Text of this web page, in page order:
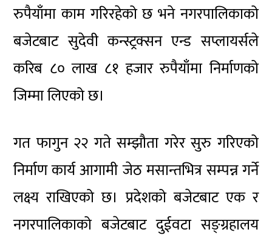
रुपैयाँमा काम गरिरहेको छ भने नगरपालिकाको
बजेटबाट सुदेवी कन्स्ट्रक्सन एन्ड सप्लायर्सले
करिब ८० लाख ८१ हजार रुपैयाँमा निर्माणको
जिम्मा लिएको छ।
गत फागुन २२ गते सम्झौता गरेर सुरु गरिएको
निर्माण कार्य आगामी जेठ मसान्तभित्र सम्पन्न गर्ने
लक्ष्य राखिएको छ। प्रदेशको बजेटबाट एक र
नगरपालिकाको बजेटबाट दुईवटा सङ्ग्रहालय